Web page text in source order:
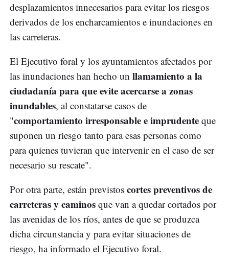
desplazamientos innecesarios para evitar los riesgos
derivados de los encharcamientos e inundaciones en
las carreteras.
El Ejecutivo foral y los ayuntamientos afectados por
las inundaciones han hecho un llamamiento a la
ciudadanía para que evite acercarse a zonas
inundables, al constatarse casos de
"comportamiento irresponsable e imprudente que
suponen un riesgo tanto para esas personas como
para quienes tuvieran que intervenir en el caso de ser
necesario su rescate".
Por otra parte, están previstos cortes preventivos de
carreteras y caminos que van a quedar cortados por
las avenidas de los ríos, antes de que se produzca
dicha circunstancia y para evitar situaciones de
riesgo, ha informado el Ejecutivo foral.